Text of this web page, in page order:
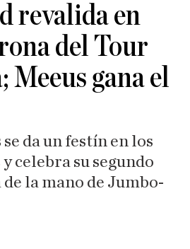
revalida en
del Tour
Meeus gana el
da un festín en los
celebra su segundo
la mano de Jumbo-